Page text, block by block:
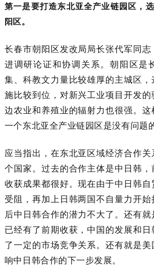
第一是要打造东北亚全产业链园区，
阳区。
长春市朝阳区发改局局长张代军同
进调研论证和协调关系。朝阳区是
集、科教文力量比较雄厚的主城区
施比较到位，对新兴工业项目开发
边农业和养殖业的辐射力也很强。
一个东北亚全产业链园区是没有问题的
应当指出，在东北亚区域经济合作
个国家。过去的合作主体是中日韩，
收获成果都很好。现在由于中日韩
受阻，再加上日韩两国不自量力开
后中日韩合作的潜力不大了。还有
已经有了前期收获，中国的发展和
了一定的市场竞争关系。还有就是
响中日韩合作的下一步发展。